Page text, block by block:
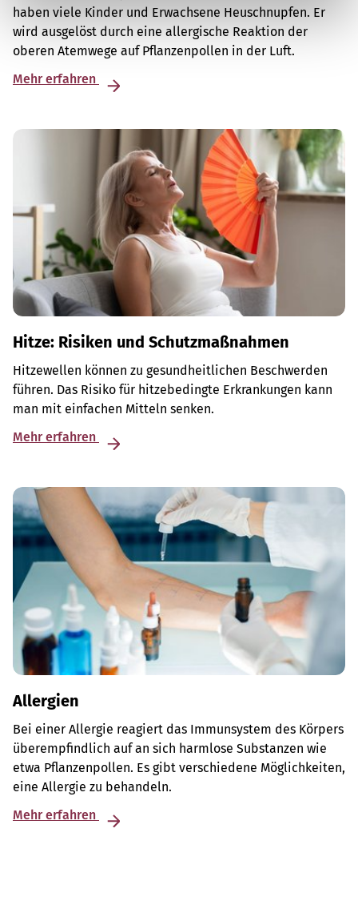
haben viele Kinder und Erwachsene Heuschnupfen. Er
wird ausgelöst durch eine allergische Reaktion der
oberen Atemwege auf Pflanzenpollen in der Luft.
Mehr erfahren
Hitze: Risiken und Schutzmaßnahmen
Hitzewellen können zu gesundheitlichen Beschwerden
führen. Das Risiko für hitzebedingte Erkrankungen kann
man mit einfachen Mitteln senken.
Mehr erfahren
Allergien
Bei einer Allergie reagiert das Immunsystem des Körpers
überempfindlich auf an sich harmlose Substanzen wie
etwa Pflanzenpollen. Es gibt verschiedene Möglichkeiten,
eine Allergie zu behandeln.
Mehr erfahren